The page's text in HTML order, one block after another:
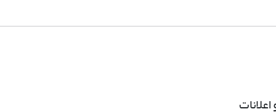
اعلانات